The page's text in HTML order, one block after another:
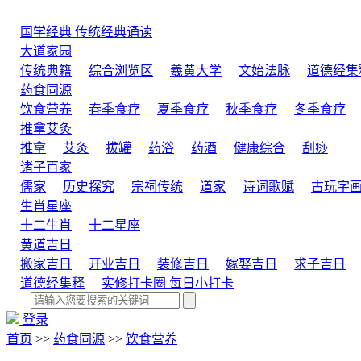
国学经典 传统经典诵读
大道家园
传统典籍
综合浏览区 羲黄大学 文始法脉
道德经集
药食同源
饮食营养
春季食疗 夏季食疗 秋季食疗 冬季食疗
推拿艾灸
推拿
艾灸 拔罐 药浴 药酒 健康综合
刮痧
诸子百家
儒家
历史探究 宗祠传统 道家 诗词歌赋 古玩字画
生肖星座
十二生肖
十二星座
黄道吉日
搬家吉日
开业吉日 装修吉日 嫁娶吉日
求子吉日
道德经集释
实修打卡圈 每日小打卡
登录
首页 >> 药食同源 >> 饮食营养